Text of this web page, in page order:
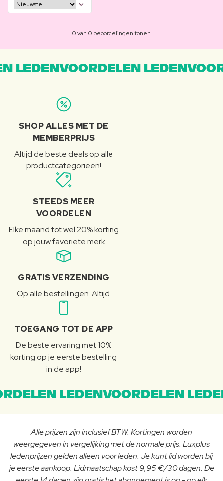
0 van 0 beoordelingen tonen
LEDENVOORDELEN
SHOP ALLES MET DE
MEMBERPRIJS
Altijd de beste deals op alle
productcategorieën!
STEEDS MEER
VOORDELEN
Elke maand tot wel 20% korting
op jouw favoriete merk
GRATIS VERZENDING
Op alle bestellingen. Altijd.
TOEGANG TOT DE APP
De beste ervaring met 10%
korting op je eerste bestelling
in de app!
LEDENVOORDELEN
Alle prijzen zijn inclusief BTW. Kortingen worden
weergegeven in vergelijking met de normale prijs. Luxplus
ledenprijzen gelden alleen voor leden. Je kunt lid worden bij
je eerste aankoop. Lidmaatschap kost 9,95 €/30 dagen. De